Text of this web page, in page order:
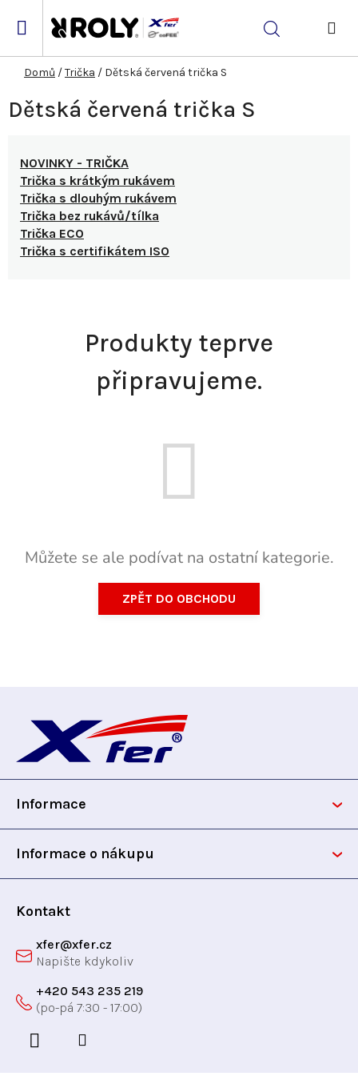
Hledat
Domů /Trička / Dětská červená trička S
Dětská červená trička S
NOVINKY - TRIČKA
Trička s krátkým rukávem
Trička s dlouhým rukávem
Trička bez rukávů/tílka
Trička ECO
Trička s certifikátem ISO
Produkty teprve
připravujeme.
Můžete se ale podívat na ostatní kategorie.
ZPĚT DO OBCHODU
p
Informace
Informace o nákupu
Kontakt
xfer@xfer.cz
+420 543 235 219